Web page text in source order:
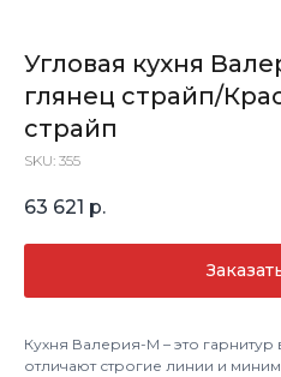
Угловая кухня
глянец страйп/
страйп
SKU: 355
63 621 р.
Кухня Валерия-М – это
отличают строгие линии и